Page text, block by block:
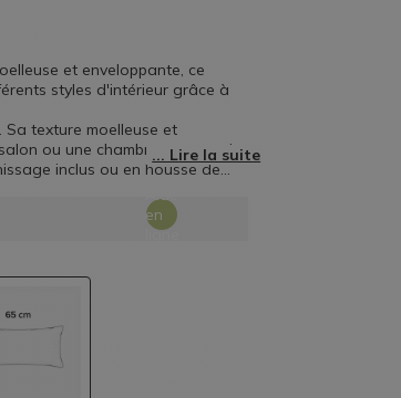
et enveloppante, ce
styles d'intérieur grâce à
texture moelleuse et
ou une chambre, ce coussin
inclus ou en housse de
Aide
en
ligne